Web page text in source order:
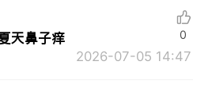
天鼻子痒
2026-07-05 14:47
0